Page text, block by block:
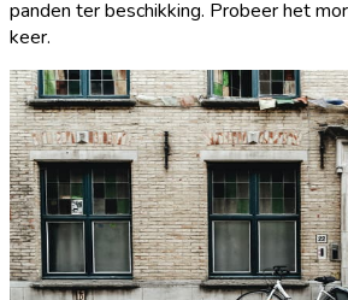
panden ter beschikking. Probeer het
keer.